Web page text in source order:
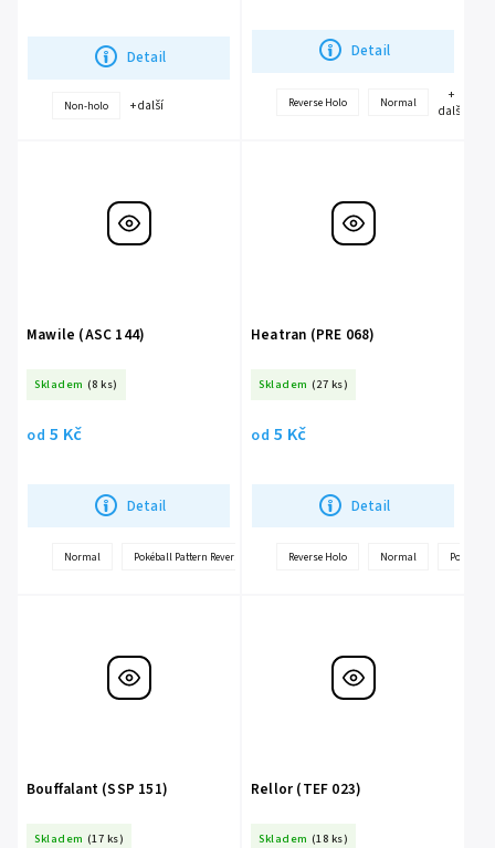
Detail
Non-holo + další
Detail
Reverse Holo Normal
+
další
Mawile (ASC 144)
Skladem (8 ks)
od 5 Kč
Detail
Normal Pokéball Pattern Reverse holo
další
Heatran (PRE 068)
Skladem (27 ks)
od 5 Kč
Detail
Reverse Holo Normal Poké Ball
Bouffalant (SSP 151)
Skladem (17 ks)
Rellor (TEF 023)
Skladem (18 ks)